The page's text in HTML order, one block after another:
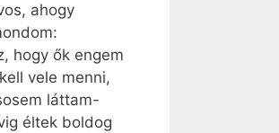
ahogy
hogy ők engem
vele menni,
láttam-
éltek boldog